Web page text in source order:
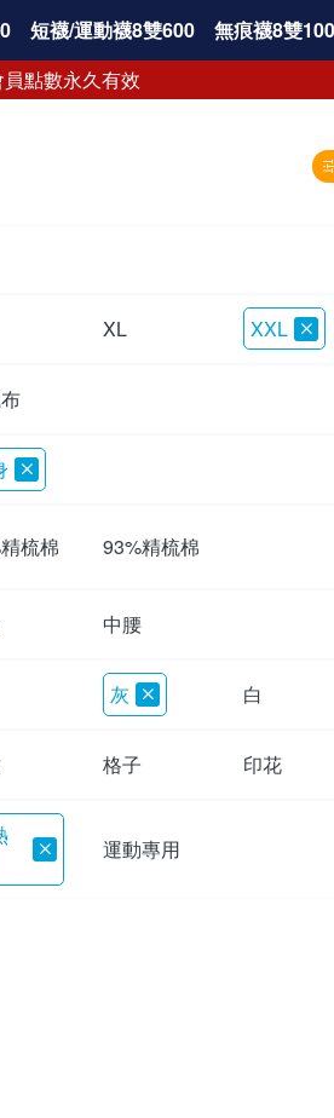
短襪/運動襪8雙600 無痕襪8雙
點數永久有效
XL XXL
梳棉 93%精梳棉
中腰
灰 白
格子 印花
運動專用